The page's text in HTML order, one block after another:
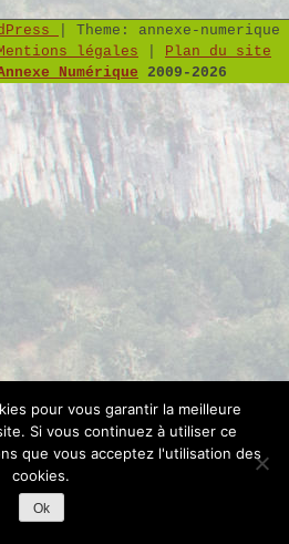
Theme: annexe-numerique
légales
Plan du site
Numérique 2009-2026
pour vous garantir la meilleure
Si vous continuez à utiliser ce
que vous acceptez l'utilisation des
cookies.
Ok